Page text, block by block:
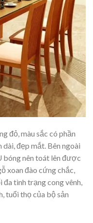
đỏ, màu sắc có phần
đẹp mắt. Bên ngoài
bóng nên toát lên được
xoan đào cứng chắc,
tình trạng cong vênh,
tuổi thọ của bộ sản